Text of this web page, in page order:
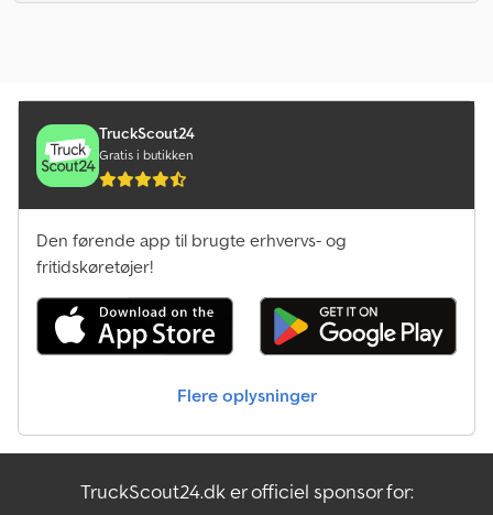
TruckScout24
Gratis i butikken
Den førende app til brugte erhvervs- og
fritidskøretøjer!
Flere oplysninger
TruckScout24.dk er officiel sponsor for: